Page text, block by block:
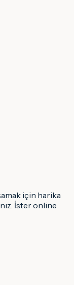
için harika
İster online